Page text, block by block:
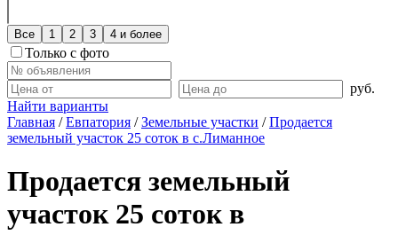
Все 1 2 3 4 и более
Только с фото
руб.
Найти варианты
Главная /Евпатория /Земельные участки /Продается
земельный участок 25 соток в с.Лиманное
Продается земельный
участок 25 соток в